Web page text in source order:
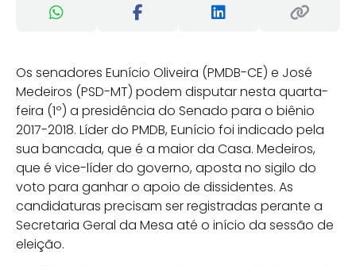
Os senadores Eunício Oliveira (PMDB-CE) e José
Medeiros (PSD-MT) podem disputar nesta quarta-
feira (1º) a presidência do Senado para o biênio
2017-2018. Líder do PMDB, Eunício foi indicado pela
sua bancada, que é a maior da Casa. Medeiros,
que é vice-líder do governo, aposta no sigilo do
voto para ganhar o apoio de dissidentes. As
candidaturas precisam ser registradas perante a
Secretaria Geral da Mesa até o início da sessão de
eleição.